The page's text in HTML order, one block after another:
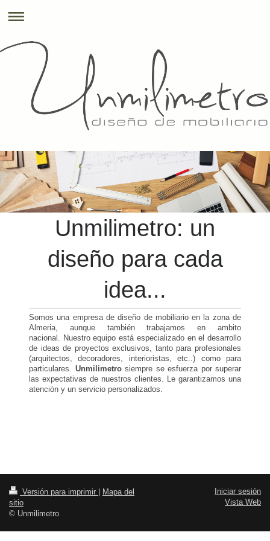
Unmilimetro: un
diseño para cada
idea...
Somos una empresa de diseño de mobiliario en la zona de
Almeria, aunque también trabajamos en ambito
nacional. Nuestro equipo está especializado en el desarrollo
de ideas de proyectos exclusivos, tanto para profesionales
(arquitectos, decoradores, interioristas, etc..) como para
particulares. Unmilimetrosiempre se esfuerza por superar
las expectativas de nuestros clientes. Le garantizamos una
atención y un servicio personalizados.
Versión para imprimir | Mapa del
sitio
© Unmilimetro
Iniciar sesión
Vista Web